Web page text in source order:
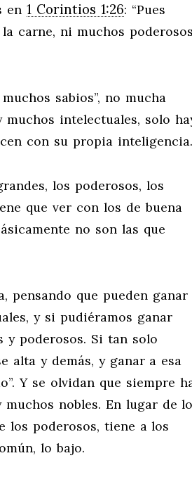
en 1 Corintios 1:26: “Pues
carne, ni muchos
sabios”, no mucha
intelectuales, solo
con su propia inteligencia.
los poderosos, los
que ver con los de buena
no son las que
pensando que pueden ganar
y si pudiéramos ganar
y poderosos. Si tan solo
alta y demás, y ganar a esa
Y se olvidan que siempre
nobles. En lugar de
los poderosos, tiene a los
lo bajo.